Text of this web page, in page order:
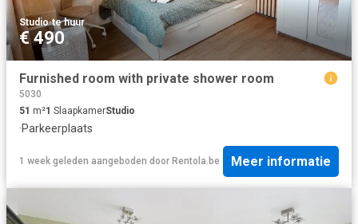
Studio·te huur
€ 490
Furnished room with private shower room
5030
51 m²1 SlaapkamerStudio
·Parkeerplaats
1 week geleden aangeboden door Rentola.be Meer informatie